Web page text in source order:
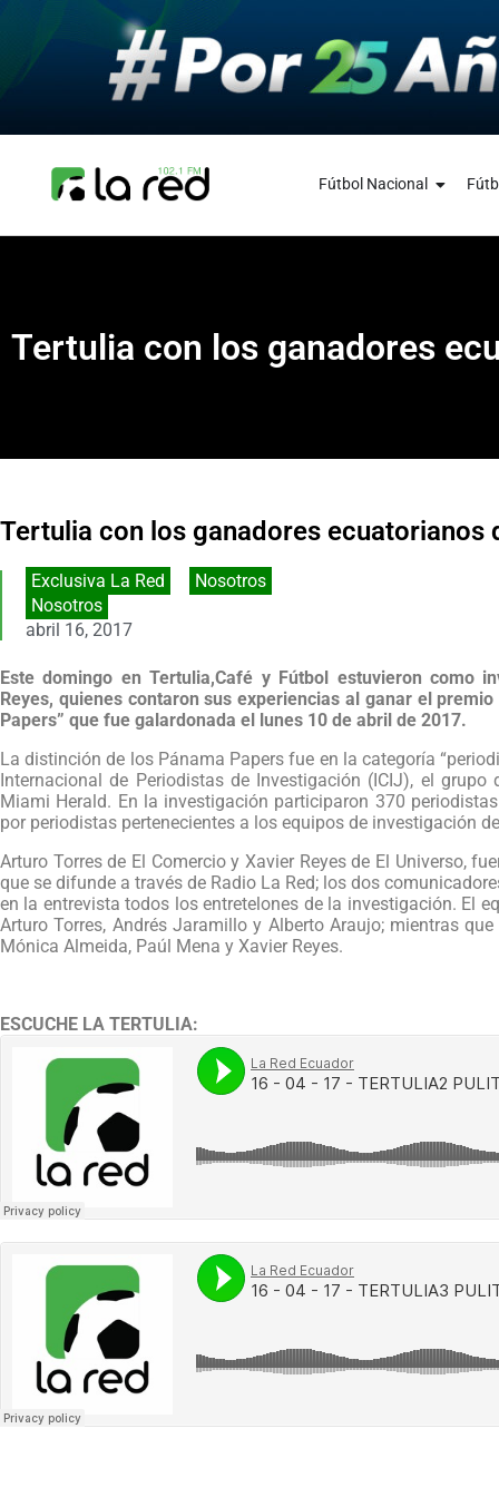
Fútbol Nacional
Tertulia con los ganadores
Tertulia con los ganadores ecuatorianos
Exclusiva La Red
Nosotros
Nosotros
abril 16, 2017
Este domingo en Tertulia,Café y Fútbol estuvieron como
Reyes, quienes contaron sus experiencias al ganar el
Papers” que fue galardonada el lunes 10 de abril de 2017.
La distinción de los Pánama Papers fue en la categoría
Internacional de Periodistas de Investigación (ICIJ), el
Miami Herald. En la investigación participaron 370
por periodistas pertenecientes a los equipos de investigación
Arturo Torres de El Comercio y Xavier Reyes de El Universo,
que se difunde a través de Radio La Red; los dos
en la entrevista todos los entretelones de la investigación. El
Arturo Torres, Andrés Jaramillo y Alberto Araujo; mientras
Mónica Almeida, Paúl Mena y Xavier Reyes.
ESCUCHE LA TERTULIA: